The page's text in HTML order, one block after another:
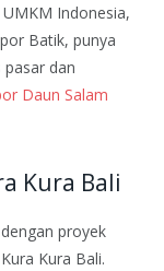
Indonesia,
Batik, punya
dan
Daun Salam
Kura Bali
proyek
Kura Bali.